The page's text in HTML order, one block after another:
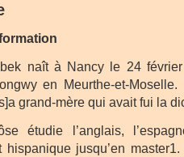
naît à Nancy le 24
en Meurthe-et-
grand-mère qui avait fui la
étudie l’anglais,
hispanique jusqu’en